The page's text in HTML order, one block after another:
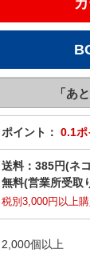
ポイント： 0.1ポ
送料： 385円(ネ
無料(営業所受取
税別3,000円以上
2,000個以上